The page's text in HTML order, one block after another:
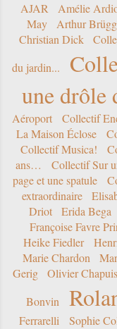
AJAR Amélie
May
Arthur
Christian Dick
du jardin...
une drôle
Aéroport
Collectif
La Maison Éclose
Collectif Musica!
ans…
Collectif Sur
page et une spatule
extraordinaire
Driot
Erida Bega
Françoise Favre
Heike Fiedler
Marie Chardon
Gerig
Olivier Chapuis
Bonvin
Ferrarelli
Sophie